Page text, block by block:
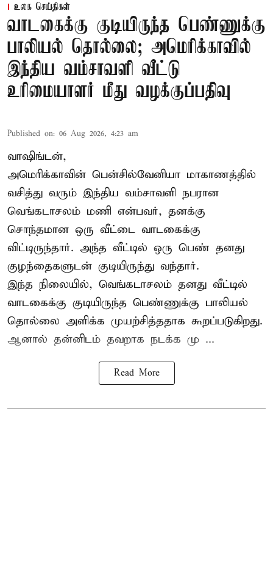
உலக செய்திகள்
வாடகைக்கு குடியிருந்த பெண்ணுக்கு
பாலியல் தொல்லை; அமெரிக்காவில்
இந்திய வம்சாவளி வீட்டு
உரிமையாளர் மீது வழக்குப்பதிவு
Published on: 06 Aug 2026, 4:23 am
வாஷிங்டன்,
அமெரிக்காவின் பென்சில்வேனியா மாகாணத்தில்
வசித்து வரும் இந்திய வம்சாவளி நபரான
வெங்கடாசலம் மணி என்பவர், தனக்கு
சொந்தமான ஒரு வீட்டை வாடகைக்கு
விட்டிருந்தார். அந்த வீட்டில் ஒரு பெண் தனது
குழந்தைகளுடன் குடியிருந்து வந்தார்.
இந்த நிலையில், வெங்கடாசலம் தனது வீட்டில்
வாடகைக்கு குடியிருந்த பெண்ணுக்கு பாலியல்
தொல்லை அளிக்க முயற்சித்ததாக கூறப்படுகிறது.
ஆனால் தன்னிடம் தவறாக நடக்க மு ...
Read More